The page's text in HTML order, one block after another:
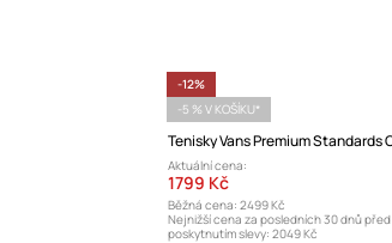
-12%
-5 % V KOŠÍKU*
Aktuální cena:
1799 Kč
Běžná cena: 2499 Kč
Nejnižší cena za posledních 30 dnů před
poskytnutím slevy: 2049 Kč